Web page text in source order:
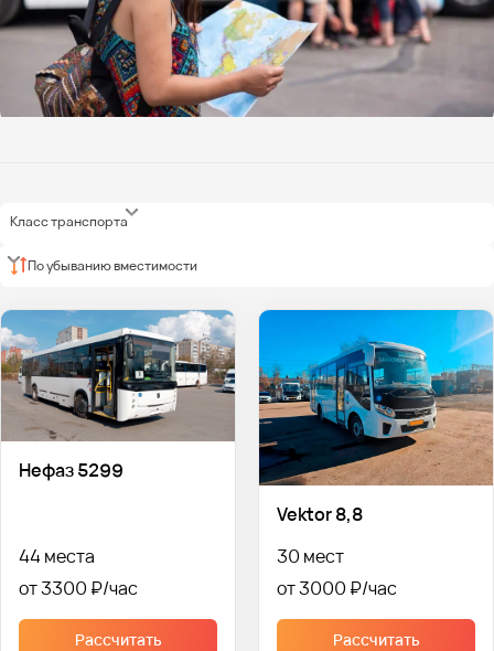
Класс транспорта
По убыванию вместимости
Нефаз 5299
44 места
от 3300 ₽
Рассчитать
Vektor 8,8
30 мест
от 3000 ₽
Рассчитать